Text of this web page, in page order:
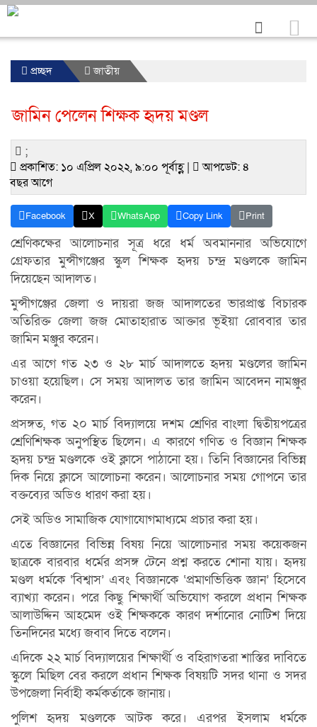
প্রচ্ছদ জাতীয়
জামিন পেলেন শিক্ষক হৃদয় মণ্ডল
;
প্রকাশিত: ১০ এপ্রিল ২০২২, ৯:০০ পূর্বাহ্ণ |
আপডেট: ৪
বছর আগে
Facebook X WhatsApp Copy Link Print
শ্রেণিকক্ষের আলোচনার সূত্র ধরে ধর্ম অবমাননার অভিযোগে
গ্রেফতার মুন্সীগঞ্জের স্কুল শিক্ষক হৃদয় চন্দ্র মণ্ডলকে জামিন
দিয়েছেন আদালত।
মুন্সীগঞ্জের জেলা ও দায়রা জজ আদালতের ভারপ্রাপ্ত বিচারক
অতিরিক্ত জেলা জজ মোতাহারাত আক্তার ভূইয়া রোববার তার
জামিন মঞ্জুর করেন।
এর আগে গত ২৩ ও ২৮ মার্চ আদালতে হৃদয় মণ্ডলের জামিন
চাওয়া হয়েছিল। সে সময় আদালত তার জামিন আবেদন নামঞ্জুর
করেন।
প্রসঙ্গত, গত ২০ মার্চ বিদ্যালয়ে দশম শ্রেণির বাংলা দ্বিতীয়পত্রের
শ্রেণিশিক্ষক অনুপস্থিত ছিলেন। এ কারণে গণিত ও বিজ্ঞান শিক্ষক
হৃদয় চন্দ্র মণ্ডলকে ওই ক্লাসে পাঠানো হয়। তিনি বিজ্ঞানের বিভিন্ন
দিক নিয়ে ক্লাসে আলোচনা করেন। আলোচনার সময় গোপনে তার
বক্তব্যের অডিও ধারণ করা হয়।
সেই অডিও সামাজিক যোগাযোগমাধ্যমে প্রচার করা হয়।
এতে বিজ্ঞানের বিভিন্ন বিষয় নিয়ে আলোচনার সময় কয়েকজন
ছাত্রকে বারবার ধর্মের প্রসঙ্গ টেনে প্রশ্ন করতে শোনা যায়। হৃদয়
মণ্ডল ধর্মকে ‘বিশ্বাস’ এবং বিজ্ঞানকে ‘প্রমাণভিত্তিক জ্ঞান’ হিসেবে
ব্যাখ্যা করেন। পরে কিছু শিক্ষার্থী অভিযোগ করলে প্রধান শিক্ষক
আলাউদ্দিন আহমেদ ওই শিক্ষককে কারণ দর্শানোর নোটিশ দিয়ে
তিনদিনের মধ্যে জবাব দিতে বলেন।
এদিকে ২২ মার্চ বিদ্যালয়ের শিক্ষার্থী ও বহিরাগতরা শাস্তির দাবিতে
স্কুলে মিছিল বের করলে প্রধান শিক্ষক বিষয়টি সদর থানা ও সদর
উপজেলা নির্বাহী কর্মকর্তাকে জানায়।
পুলিশ হৃদয় মণ্ডলকে আটক করে। এরপর ইসলাম ধর্মকে